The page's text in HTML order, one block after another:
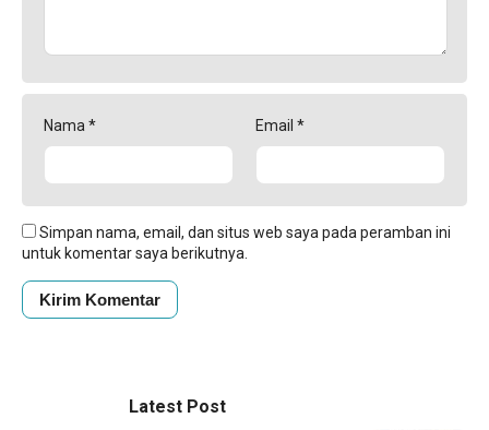
Nama* Email *
Simpan nama, email, dan situs web saya pada peramban ini
untuk komentar saya berikutnya.
Latest Post